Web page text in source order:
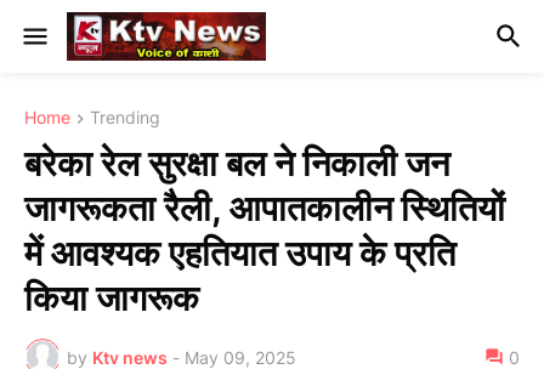
Home Trending
बरेका रेल सुरक्षा बल ने निकाली जन
जागरूकता रैली, आपातकालीन स्थितियों
में आवश्यक एहतियात उपाय के प्रति
किया जागरूक
by Ktv news - May 09, 2025 0